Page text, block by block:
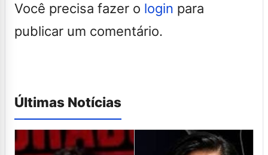
Você precisa fazer o login para
publicar um comentário.
Últimas Notícias